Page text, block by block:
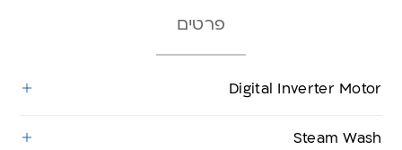
פרטים
Digital Inverter Motor
Steam Wash